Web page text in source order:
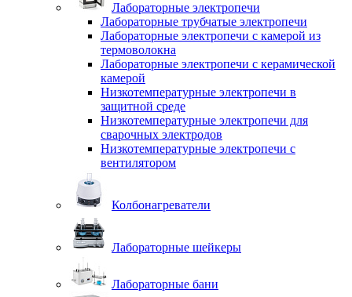
Лабораторные электропечи
Лабораторные трубчатые электропечи
Лабораторные электропечи с камерой из
термоволокна
Лабораторные электропечи с керамической
камерой
Низкотемпературные электропечи в
защитной среде
Низкотемпературные электропечи для
cварочных электродов
Низкотемпературные электропечи с
вентилятором
Колбонагреватели
Лабораторные шейкеры
Лабораторные бани